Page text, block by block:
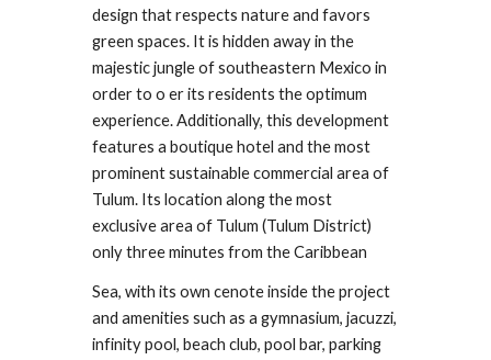
design that respects nature and favors
green spaces. It is hidden away in the
majestic jungle of southeastern Mexico in
order to o er its residents the optimum
experience. Additionally, this development
features a boutique hotel and the most
prominent sustainable commercial area of
Tulum. Its location along the most
exclusive area of Tulum (Tulum District)
only three minutes from the Caribbean
Sea, with its own cenote inside the project
and amenities such as a gymnasium, jacuzzi,
infinity pool, beach club, pool bar, parking